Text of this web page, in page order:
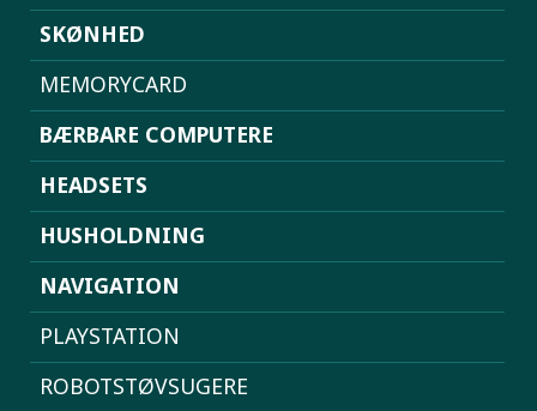
SKØNHED
MEMORYCARD
BÆRBARE COMPUTERE
HEADSETS
HUSHOLDNING
NAVIGATION
PLAYSTATION
ROBOTSTØVSUGERE